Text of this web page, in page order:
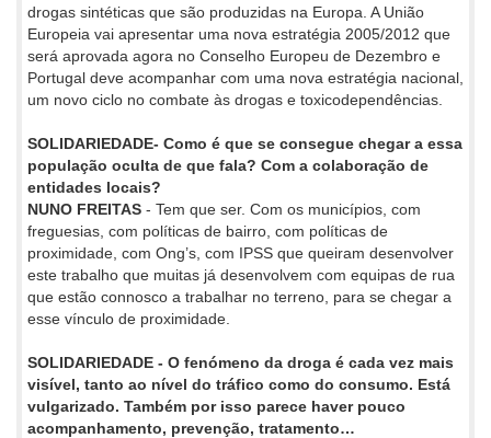
drogas sintéticas que são produzidas na Europa. A União
Europeia vai apresentar uma nova estratégia 2005/2012 que
será aprovada agora no Conselho Europeu de Dezembro e
Portugal deve acompanhar com uma nova estratégia nacional,
um novo ciclo no combate às drogas e toxicodependências.
SOLIDARIEDADE- Como é que se consegue chegar a essa
população oculta de que fala? Com a colaboração de
entidades locais?
NUNO FREITAS - Tem que ser. Com os municípios, com
freguesias, com políticas de bairro, com políticas de
proximidade, com Ong’s, com IPSS que queiram desenvolver
este trabalho que muitas já desenvolvem com equipas de rua
que estão connosco a trabalhar no terreno, para se chegar a
esse vínculo de proximidade.
SOLIDARIEDADE - O fenómeno da droga é cada vez mais
visível, tanto ao nível do tráfico como do consumo. Está
vulgarizado. Também por isso parece haver pouco
acompanhamento, prevenção, tratamento…